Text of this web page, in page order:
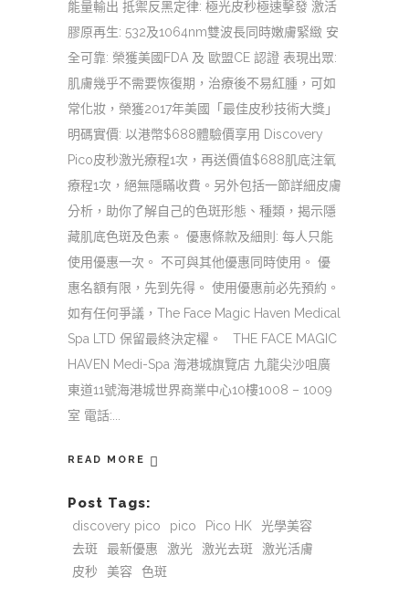
能量輸出 抵禦反黑定律: 極光皮秒極速擊發 激活
膠原再生: 532及1064nm雙波長同時嫩膚緊緻 安
全可靠: 榮獲美國FDA 及 歐盟CE 認證 表現出眾:
肌膚幾乎不需要恢復期，治療後不易紅腫，可如
常化妝，榮獲2017年美國「最佳皮秒技術大獎」
明碼實價: 以港幣$688體驗價享用 Discovery
Pico皮秒激光療程1次，再送價值$688肌底注氧
療程1次，絕無隱瞞收費。另外包括一節詳細皮膚
分析，助你了解自己的色斑形態、種類，揭示隱
藏肌底色斑及色素。 優惠條款及細則: 每人只能
使用優惠一次。 不可與其他優惠同時使用。 優
惠名額有限，先到先得。 使用優惠前必先預約。
如有任何爭議，The Face Magic Haven Medical
Spa LTD 保留最終決定櫂。 THE FACE MAGIC
HAVEN Medi-Spa 海港城旗覽店 九龍尖沙咀廣
東道11號海港城世界商業中心10樓1008 – 1009
室 電話:
READ MORE
Post Tags:
discovery pico pico Pico HK
光學美容
去斑
最新優惠 激光 激光去斑
激光活膚
皮秒
美容 色斑